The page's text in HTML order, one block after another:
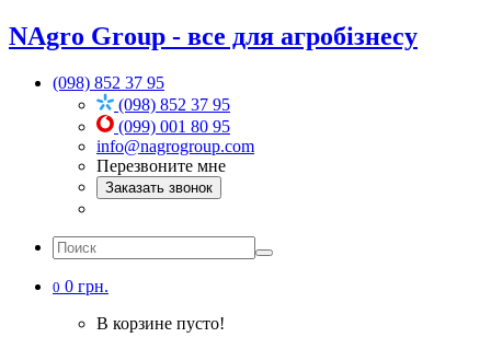
NAgro Group - все для агробізнесу
(098) 852 37 95
(098) 852 37 95
(099) 001 80 95
info@nagrogroup.com
Перезвоните мне
Заказать звонок
0 0 грн.
В корзине пусто!